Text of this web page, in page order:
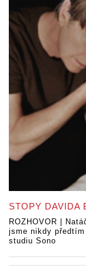
STOPY DAVIDA
ROZHOVOR |
jsme nikdy
studiu Sono